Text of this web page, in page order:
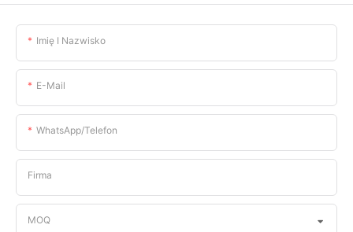
Imię I Nazwisko
E-Mail
WhatsApp/telefon
Firma
MOQ